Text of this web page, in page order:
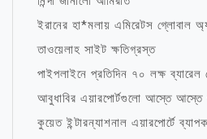
ইরানের হা*মলায় এমিরেটস গ্লোবাল
তাওয়েলাহ সাইট ক্ষতিগ্রস্ত
পাইপলাইনে প্রতিদিন ৭০ লক্ষ
আবুধাবির এয়ারপোর্টগুলো আস্তে
কুয়েত ইন্টারন্যাশনাল এয়ারপোর্টে